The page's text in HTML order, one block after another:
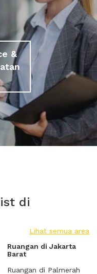
&
di
Lihat semua area
Ruangan di Jakarta
Barat
Ruangan di Palmerah